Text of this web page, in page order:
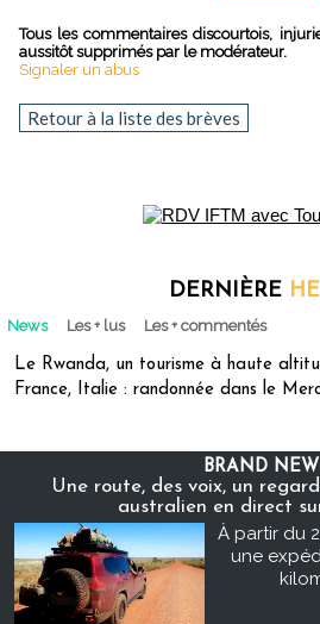
Tous les commentaires discourtois,
aussitôt supprimés par le modérateur.
Signaler un abus
Retour à la liste des brèves
DERNIÈRE
News Les + lus Les + commentés
Le Rwanda, un tourisme à haute
France, Italie : randonnée dans le
BRAND
Une route, des voix, un
australien en direct
À partir du
une